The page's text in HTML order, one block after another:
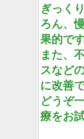
ぎっく
ろん、
果的です
また、
スなど
に改善
どうぞ
療をお